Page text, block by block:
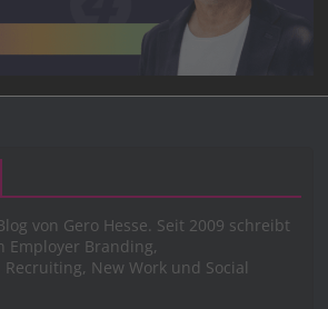
von Gero Hesse. Seit 2009 schreibt
Employer Branding,
New Work und Social